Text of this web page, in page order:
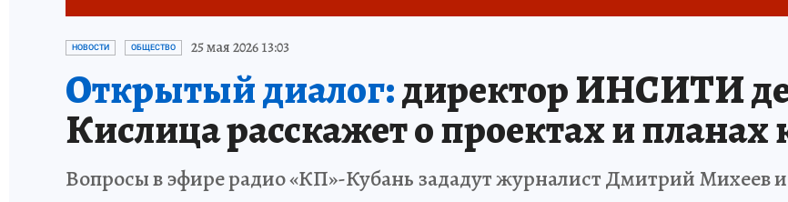
ОТДЫХ В РОССИИ ЗДОРОВЬЕ КУБАНИ
НОВОСТИ ОБЩЕСТВО 25 мая 2026 13:03
Открытый диалог:директор ИНСИТИ
Кислица расскажет о проектах и
Вопросы в эфире радио «КП»-Кубань зададут журналист Дмитрий Михеев